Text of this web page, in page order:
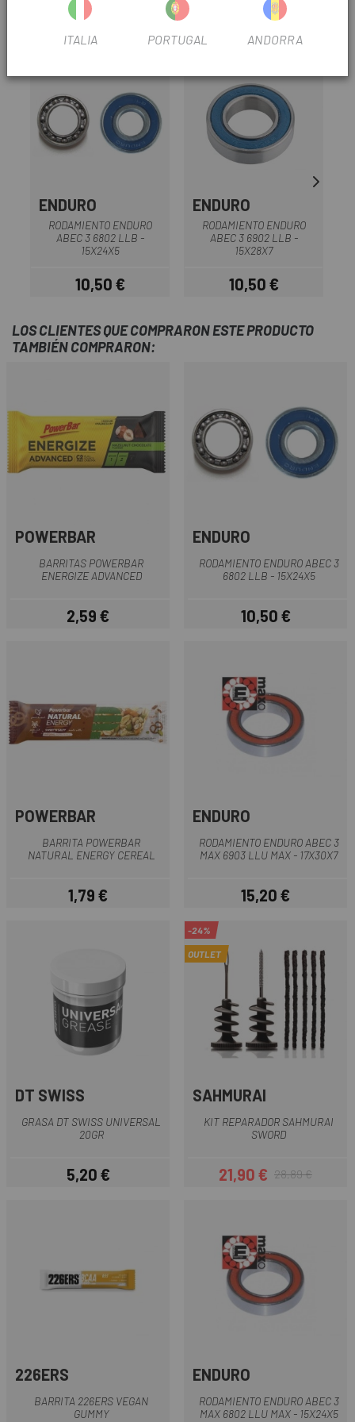
PRODUCTOS SIMILARES
ENDURO
RODAMIENTO ENDURO
ABEC 3 6802 LLB -
15X24X5
Precio
10,50 €
ENDURO
RODAMIENTO ENDURO
ABEC 3 6902 LLB -
15X28X7
Precio
10,50 €
LOS CLIENTES QUE COMPRARON ESTE PRODUCTO
TAMBIÉN COMPRARON:
POWERBAR
BARRITAS POWERBAR
ENERGIZE ADVANCED
Precio
2,59 €
ENDURO
RODAMIENTO ENDURO ABEC 3
6802 LLB - 15X24X5
Precio
10,50 €
POWERBAR
BARRITA POWERBAR
NATURAL ENERGY CEREAL
Precio
1,79 €
ENDURO
RODAMIENTO ENDURO ABEC 3
MAX 6903 LLU MAX - 17X30X7
Precio
15,20 €
DT SWISS
GRASA DT SWISS UNIVERSAL
20GR
Precio
5,20 €
-24%
OUTLET
SAHMURAI
KIT REPARADOR SAHMURAI
SWORD
Precio
21,90 €Precio regular
28,89 €
226ERS
BARRITA 226ERS VEGAN
GUMMY
ENDURO
RODAMIENTO ENDURO ABEC 3
MAX 6802 LLU MAX - 15X24X5
ITALIA PORTUGAL ANDORRA